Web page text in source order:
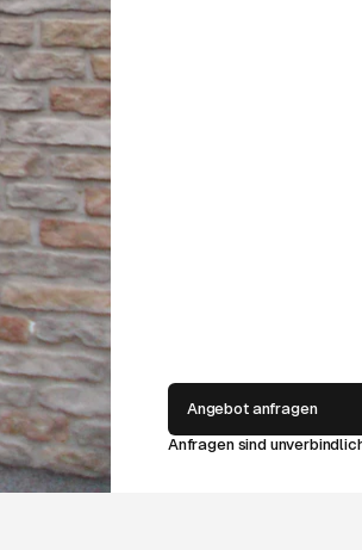
Angebot anfragen
Anfragen sind